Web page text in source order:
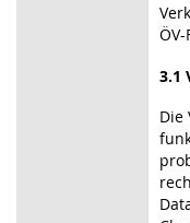
3.1
Die